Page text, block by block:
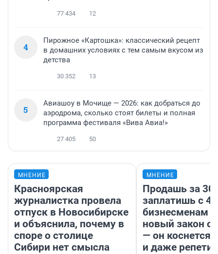
77 434 12
4
Пирожное «Картошка»: классический рецепт
в домашних условиях с тем самым вкусом из
детства
30 352 13
5
Авиашоу в Мочище — 2026: как добраться до
аэродрома, сколько стоят билеты и полная
программа фестиваля «Вива Авиа!»
27 405 50
МНЕНИЕ
Красноярская
журналистка провела
отпуск в Новосибирске
и объяснила, почему в
споре о столице
Сибири нет смысла
МНЕНИЕ
Продашь за
заплатишь с
бизнесменам
новый закон о
— он коснется
и даже